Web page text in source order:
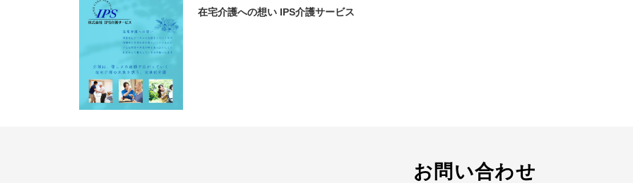
在宅介護への想い IPS介護サービス
お問い合わせ